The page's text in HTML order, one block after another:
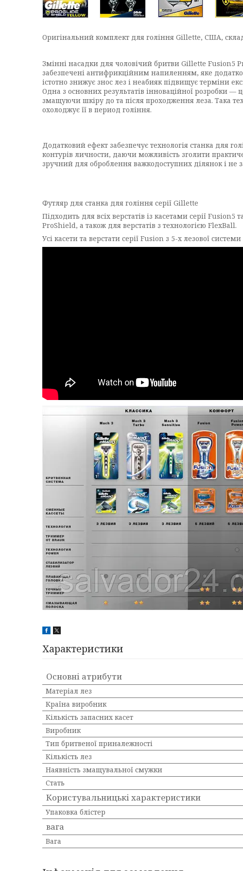
Оригінальний комплект для гоління Gillette, США,
Змінні насадки для чоловічий бритви Gillette Fusion5
забезпечені антифрикційним напиленням, яке
істотно знижує знос лез і неабияк підвищує терміни
Одна з основних результатів інноваційної розробки
змащуючи шкіру до та після проходження леза. Така
охолоджує її в период гоління.
Додатковий ефект забезпечує технологія станка для
контурів личности, даючи можливість зголити
зручний для оброблення важкодоступних ділянок і
Футляр для станка для гоління серії Gillette
Підходить для всіх верстатів із касетами серії
ProShield, а також для верстатів з технологією FlexBall.
Усі касети та верстати серії Fusion з 5-х лезової
Характеристики
Основні атрибути
Матеріал лез
Країна виробник
Кількість запасних касет
Виробник
Тип бритвеної приналежності
Кількість лез
Наявність змащувальної смужки
Стать
Користувальницькі характеристики
Упаковка блістер
вага
Вага